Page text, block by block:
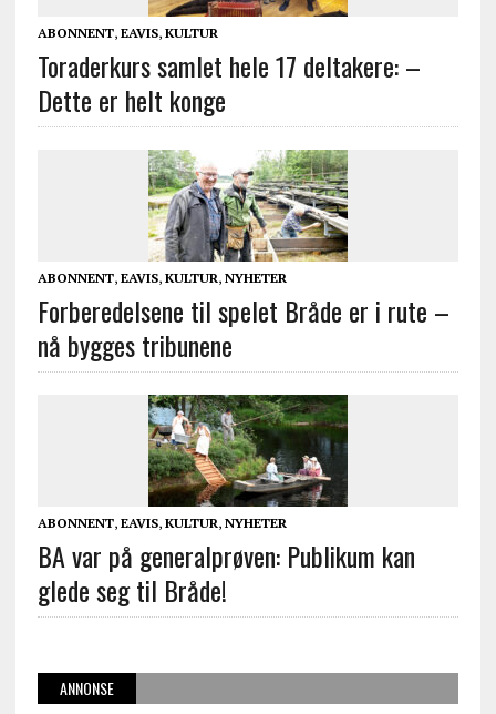
ABONNENT, EAVIS, KULTUR
Toraderkurs samlet hele 17 deltakere: –
Dette er helt konge
ABONNENT, EAVIS, KULTUR, NYHETER
Forberedelsene til spelet Bråde er i rute –
nå bygges tribunene
ABONNENT, EAVIS, KULTUR, NYHETER
BA var på generalprøven: Publikum kan
glede seg til Bråde!
ANNONSE